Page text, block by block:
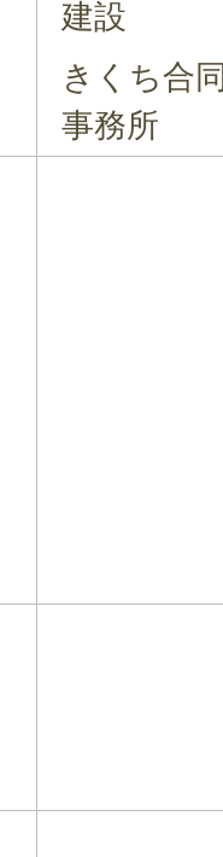
建設
きくち合
事務所